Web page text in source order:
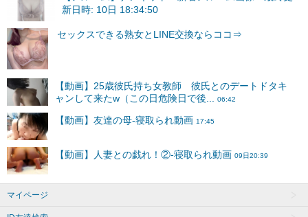
新日時: 10日 18:34:50
マイページ